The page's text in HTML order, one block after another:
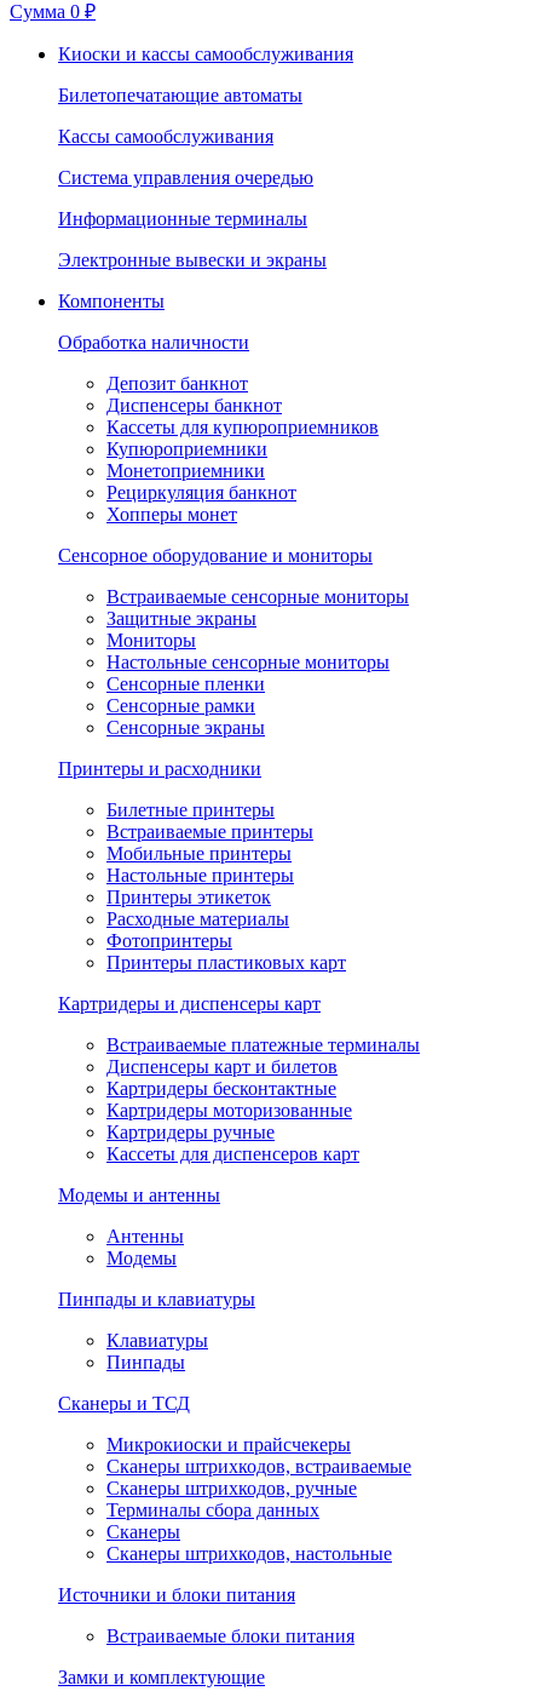
Сумма 0 ₽
Киоски и кассы самообслуживания
Билетопечатающие автоматы
Кассы самообслуживания
Система управления очередью
Информационные терминалы
Электронные вывески и экраны
Компоненты
Обработка наличности
Депозит банкнот
Диспенсеры банкнот
Кассеты для купюроприемников
Купюроприемники
Монетоприемники
Рециркуляция банкнот
Хопперы монет
Сенсорное оборудование и мониторы
Встраиваемые сенсорные мониторы
Защитные экраны
Мониторы
Настольные сенсорные мониторы
Сенсорные пленки
Сенсорные рамки
Сенсорные экраны
Принтеры и расходники
Билетные принтеры
Встраиваемые принтеры
Мобильные принтеры
Настольные принтеры
Принтеры этикеток
Расходные материалы
Фотопринтеры
Принтеры пластиковых карт
Картридеры и диспенсеры карт
Встраиваемые платежные терминалы
Диспенсеры карт и билетов
Картридеры бесконтактные
Картридеры моторизованные
Картридеры ручные
Кассеты для диспенсеров карт
Модемы и антенны
Антенны
Модемы
Пинпады и клавиатуры
Клавиатуры
Пинпады
Сканеры и ТСД
Микрокиоски и прайсчекеры
Сканеры штрихкодов, встраиваемые
Сканеры штрихкодов, ручные
Терминалы сбора данных
Сканеры
Сканеры штрихкодов, настольные
Источники и блоки питания
Встраиваемые блоки питания
Замки и комплектующие